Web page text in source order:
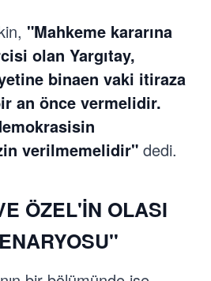
"Mahkeme kararına
olan Yargıtay,
binaen vaki itiraza
an önce vermelidir.
verilmemelidir" dedi.
ÖZEL'İN OLASI